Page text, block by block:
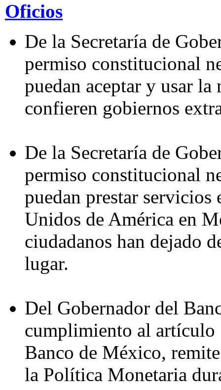
Oficios
De la Secretaría de
permiso constitucional
puedan aceptar y usar
confieren gobiernos
De la Secretaría de
permiso constitucional
puedan prestar servicios
Unidos de América en
ciudadanos han dejado
lugar.
Del Gobernador del
cumplimiento al
Banco de México,
la Política Monetaria